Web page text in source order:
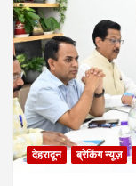
देहरादून ब्रेकिंग न्यूज़